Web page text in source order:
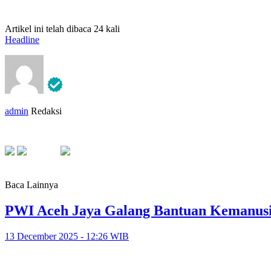
Artikel ini telah dibaca 24 kali
Headline
admin Redaksi
Baca Lainnya
PWI Aceh Jaya Galang Bantuan
13 December 2025 - 12:26 WIB